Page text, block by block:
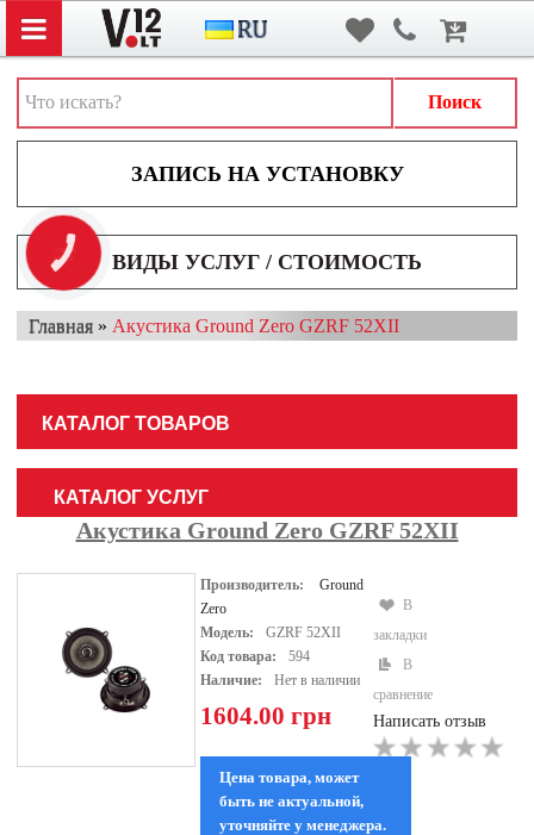
Поиск
ВИДЫ УСЛУГ / СТОИМОСТЬ
Вход/Регистрация
АВТОЗВУК
АКСЕССУАРЫ И ДОПОЛНИТЕЛЬНОЕ ОБОРУДОВАНИЕ
ВИДЕОРЕГИСТРАТОРЫ
МУЛЬТИМЕДИА
НАВИГАТОРЫ
ПАРКОВОЧНЫЕ СИСТЕМЫ
ТОНИРОВАНИЕ / БРОНИРОВАНИЕ
Главная » Акустика Ground Zero GZRF 52XII
КАТАЛОГ ТОВАРОВ
КАТАЛОГ УСЛУГ
Акустика Ground Zero GZRF 52XII
Производитель:
Ground
Zero
Модель:
GZRF 52XII
Код товара:
594
Наличие:
Нет в наличии
1604.00 грн
Цена товара, может
быть не актуальной,
уточняйте у менеджера.
В
закладки
В
сравнение
Написать отзыв
КНОПКА
ЗВ'ЯЗКУ